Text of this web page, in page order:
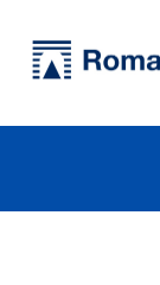
Prof.ssa SOFIA BONICALZI - Università Roma Tre